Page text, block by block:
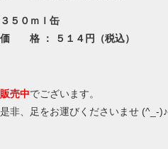
３５０ｍｌ缶
価 格 ： ５１４円（税込）
販売中でございます。
是非、足をお運びくださいませ (^_-)♪